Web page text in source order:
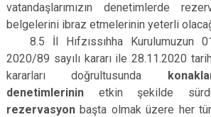
vatandaşlarımızın denetimlerde
belgelerini ibraz etmelerinin yeterli
8.5 İl Hıfzıssıhha Kurulumuzun
2020/89 sayılı kararı ile 28.11.2020
kararları doğrultusunda
denetimlerinin etkin şekilde
rezervasyon başta olmak üzere her